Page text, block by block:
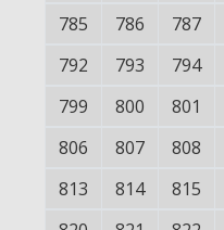
785
786 787
792
793 794
799
800 801
806
807 808
813
814 815